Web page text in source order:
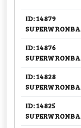
ID: 14879
SUPERWRONBA
ID: 14876
SUPERWRONBA
ID: 14828
SUPERWRONBA
ID: 14825
SUPERWRONBA